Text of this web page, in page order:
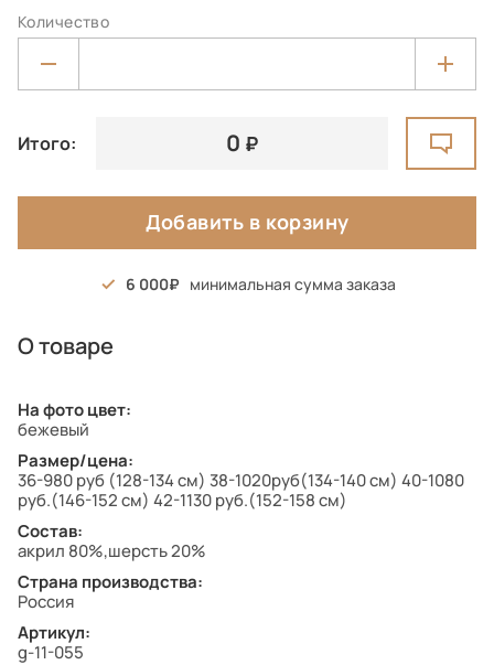
Количество
Итого: 0
Добавить в корзину
6 000 минимальная сумма заказа
О товаре
На фото цвет:
бежевый
Размер/цена:
36-980 руб (128-134 см) 38-1020руб(134-140 см) 40-1080
руб.(146-152 см) 42-1130 руб.(152-158 см)
Состав:
акрил 80%,шерсть 20%
Страна производства:
Россия
Артикул:
g-11-055